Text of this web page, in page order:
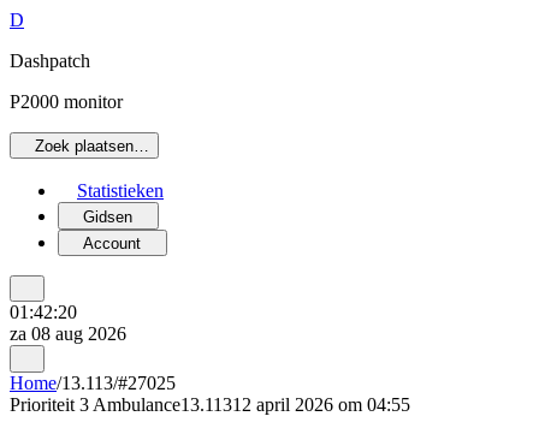
D
Dashpatch
P2000 monitor
Zoek plaatsen…
Statistieken
Gidsen
Account
01:42:20
za 08 aug 2026
Home/13.113/#27025
Prioriteit 3 Ambulance13.11312 april 2026 om 04:55